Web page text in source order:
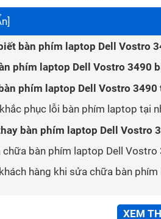
]
bàn phím laptop Dell Vostro
phím laptop Dell Vostro 3490
phím laptop Dell Vostro 3490
phục lỗi bàn phím laptop tại
bàn phím laptop Dell Vostro
chữa bàn phím laptop Dell
hàng khi sửa chữa bàn
XEM